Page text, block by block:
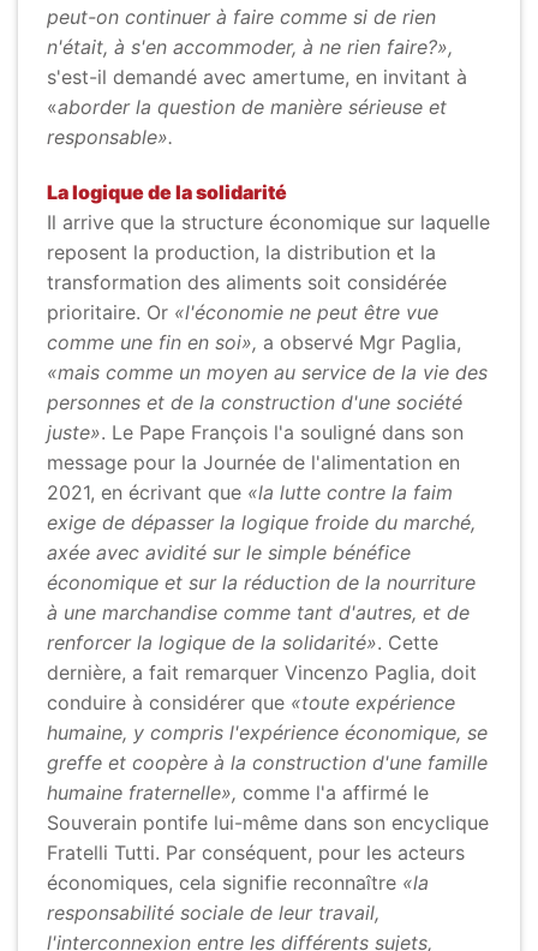
peut-on continuer à faire comme si de rien
n'était, à s'en accommoder, à ne rien faire?»,
s'est-il demandé avec amertume, en invitant à
«aborder la question de manière sérieuse et
responsable».
La logique de la solidarité
Il arrive que la structure économique sur laquelle
reposent la production, la distribution et la
transformation des aliments soit considérée
prioritaire. Or «l'économie ne peut être vue
comme une fin en soi», a observé Mgr Paglia,
«mais comme un moyen au service de la vie des
personnes et de la construction d'une société
juste». Le Pape François l'a souligné dans son
message pour la Journée de l'alimentation en
2021, en écrivant que «la lutte contre la faim
exige de dépasser la logique froide du marché,
axée avec avidité sur le simple bénéfice
économique et sur la réduction de la nourriture
à une marchandise comme tant d'autres, et de
renforcer la logique de la solidarité». Cette
dernière, a fait remarquer Vincenzo Paglia, doit
conduire à considérer que «toute expérience
humaine, y compris l'expérience économique, se
greffe et coopère à la construction d'une famille
humaine fraternelle», comme l'a affirmé le
Souverain pontife lui-même dans son encyclique
Fratelli Tutti. Par conséquent, pour les acteurs
économiques, cela signifie reconnaître «la
responsabilité sociale de leur travail,
l'interconnexion entre les différents sujets,